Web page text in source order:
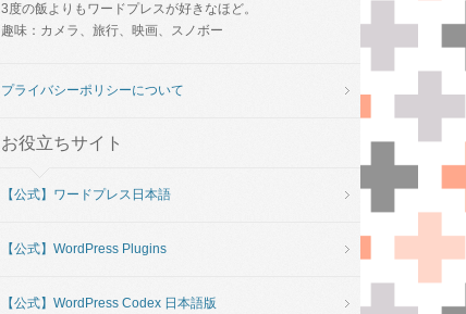
3度の飯よりもワードプレスが好きなほど。
趣味：カメラ、旅行、映画、スノボー
プライバシーポリシーについて
お役立ちサイト
【公式】ワードプレス日本語
【公式】WordPress Plugins
【公式】WordPress Codex 日本語版